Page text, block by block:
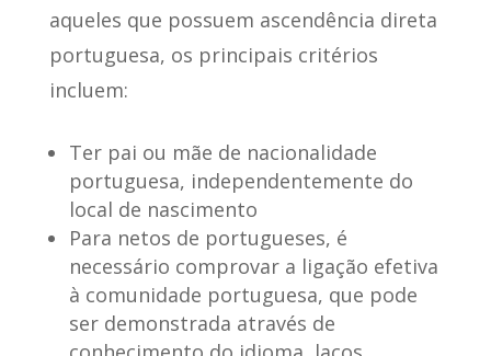
aqueles que possuem ascendência direta
portuguesa, os principais critérios
incluem:
Ter pai ou mãe de nacionalidade
portuguesa, independentemente do
local de nascimento
Para netos de portugueses, é
necessário comprovar a ligação efetiva
à comunidade portuguesa, que pode
ser demonstrada através de